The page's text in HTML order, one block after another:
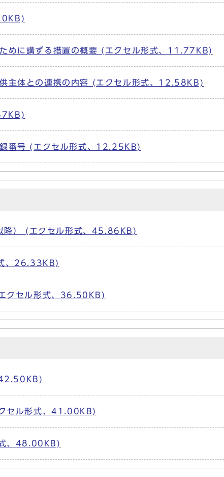
めに講ずる措置の概要 (エクセル形式、11.77KB)
主体との連携の内容 (エクセル形式、12.58KB)
番号 (エクセル形式、12.25KB)
降） (エクセル形式、45.86KB)
、26.33KB)
クセル形式、36.50KB)
42.50KB)
セル形式、41.00KB)
、48.00KB)